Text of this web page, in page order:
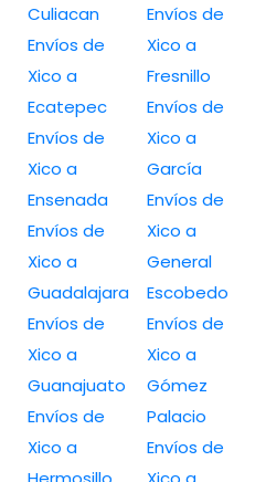
Culiacan
Envíos de
Xico a
Ecatepec
Envíos de
Xico a
Ensenada
Envíos de
Xico a
Guadalajara
Envíos de
Xico a
Guanajuato
Envíos de
Xico a
Envíos de
Xico a
Fresnillo
Envíos de
Xico a
García
Envíos de
Xico a
General
Escobedo
Envíos de
Xico a
Gómez
Palacio
Envíos de